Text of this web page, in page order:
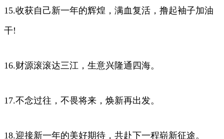
15.收获自己新一年的辉煌，满血复活，撸起袖子加油
干!
16.财源滚滚达三江，生意兴隆通四海。
17.不念过往，不畏将来，焕新再出发。
18.迎接新一年的美好期待，共赴下一程崭新征途。